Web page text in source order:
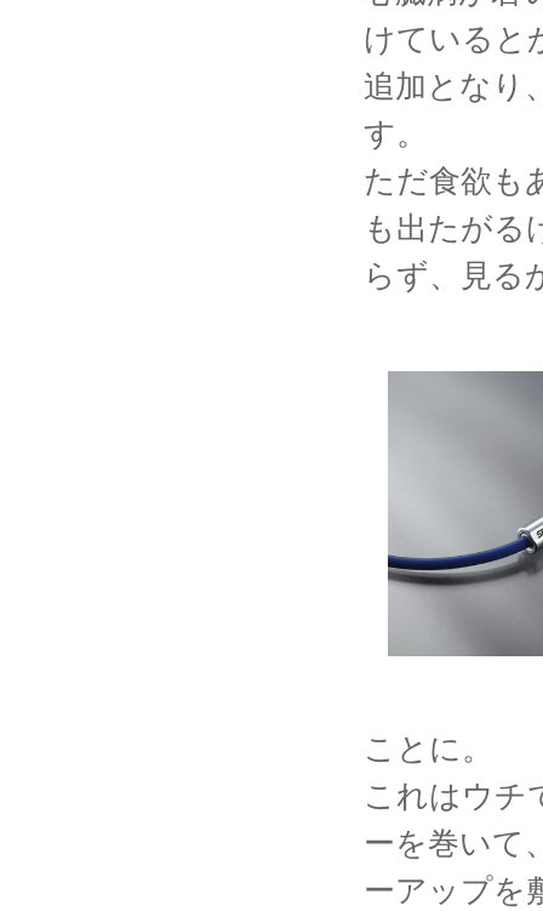
けていると
追加となり
す。
ただ食欲も
も出たがる
らず、見る
ことに。
これはウチ
ーを巻いて
ーアップを